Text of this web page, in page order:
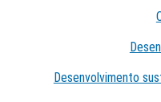
Desenvolvimento